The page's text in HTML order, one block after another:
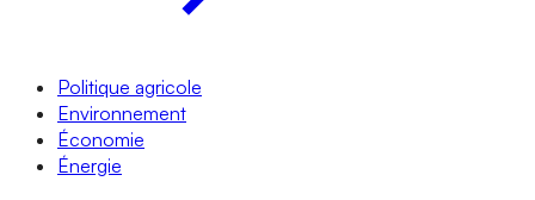
Politique agricole
Environnement
Économie
Énergie